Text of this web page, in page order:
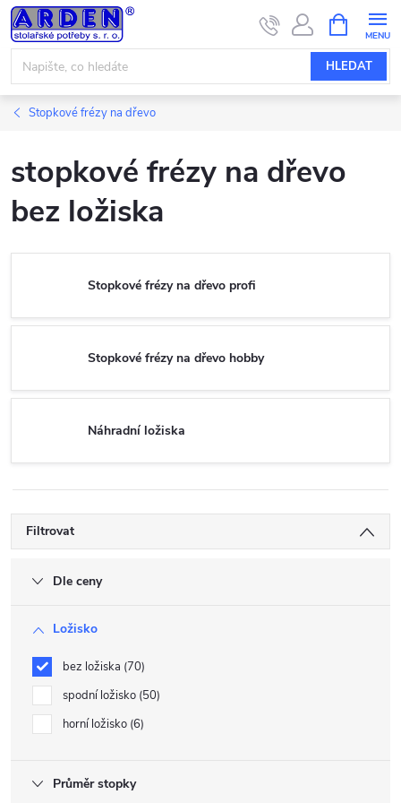
Přejít
na
obsah
HLEDAT
NÁKUPNÍ
KOŠÍK
Stopkové frézy na dřevo
stopkové frézy na dřevo
bez ložiska
Stopkové frézy na dřevo profi
Stopkové frézy na dřevo hobby
Náhradní ložiska
Filtrovat
Dle ceny
Ložisko
bez ložiska 70
spodní ložisko 50
horní ložisko 6
Průměr stopky